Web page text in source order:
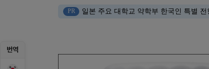
번역
PR 일본 주요 대학교 약학부 한국인 특별